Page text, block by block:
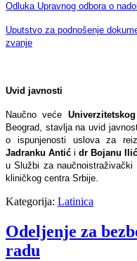
Odluka Upravnog odbora o
Uputstvo za podnošenje
zvanje
Uvid javnosti
Naučno veće
Beograd, stavlja na uvid
o ispunjenosti uslova za
Jadranku Antić idr Bojanu Ilić
u Službi za naučnoistraživački
kliničkog centra Srbije.
Kategorija: Latinica
Odeljenje za
radu